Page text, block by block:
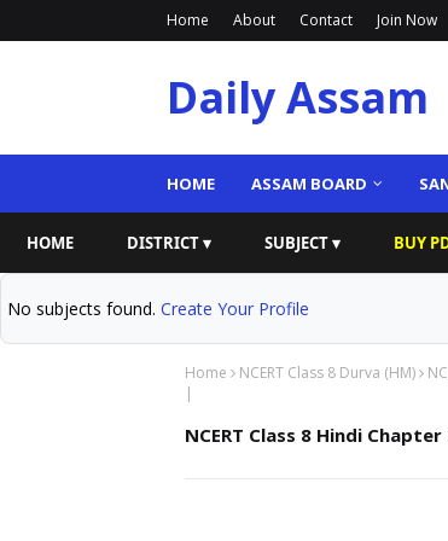
Home About Contact Join Now
Daily Assam
HOME ASSAM BOARD
HOME DISTRICT ▾ SUBJECT ▾ BUY
No subjects found. Create Your Profile
Home NCERT Class 8 Durva (HM)
|
NCERT Class 8 Hindi Chapter